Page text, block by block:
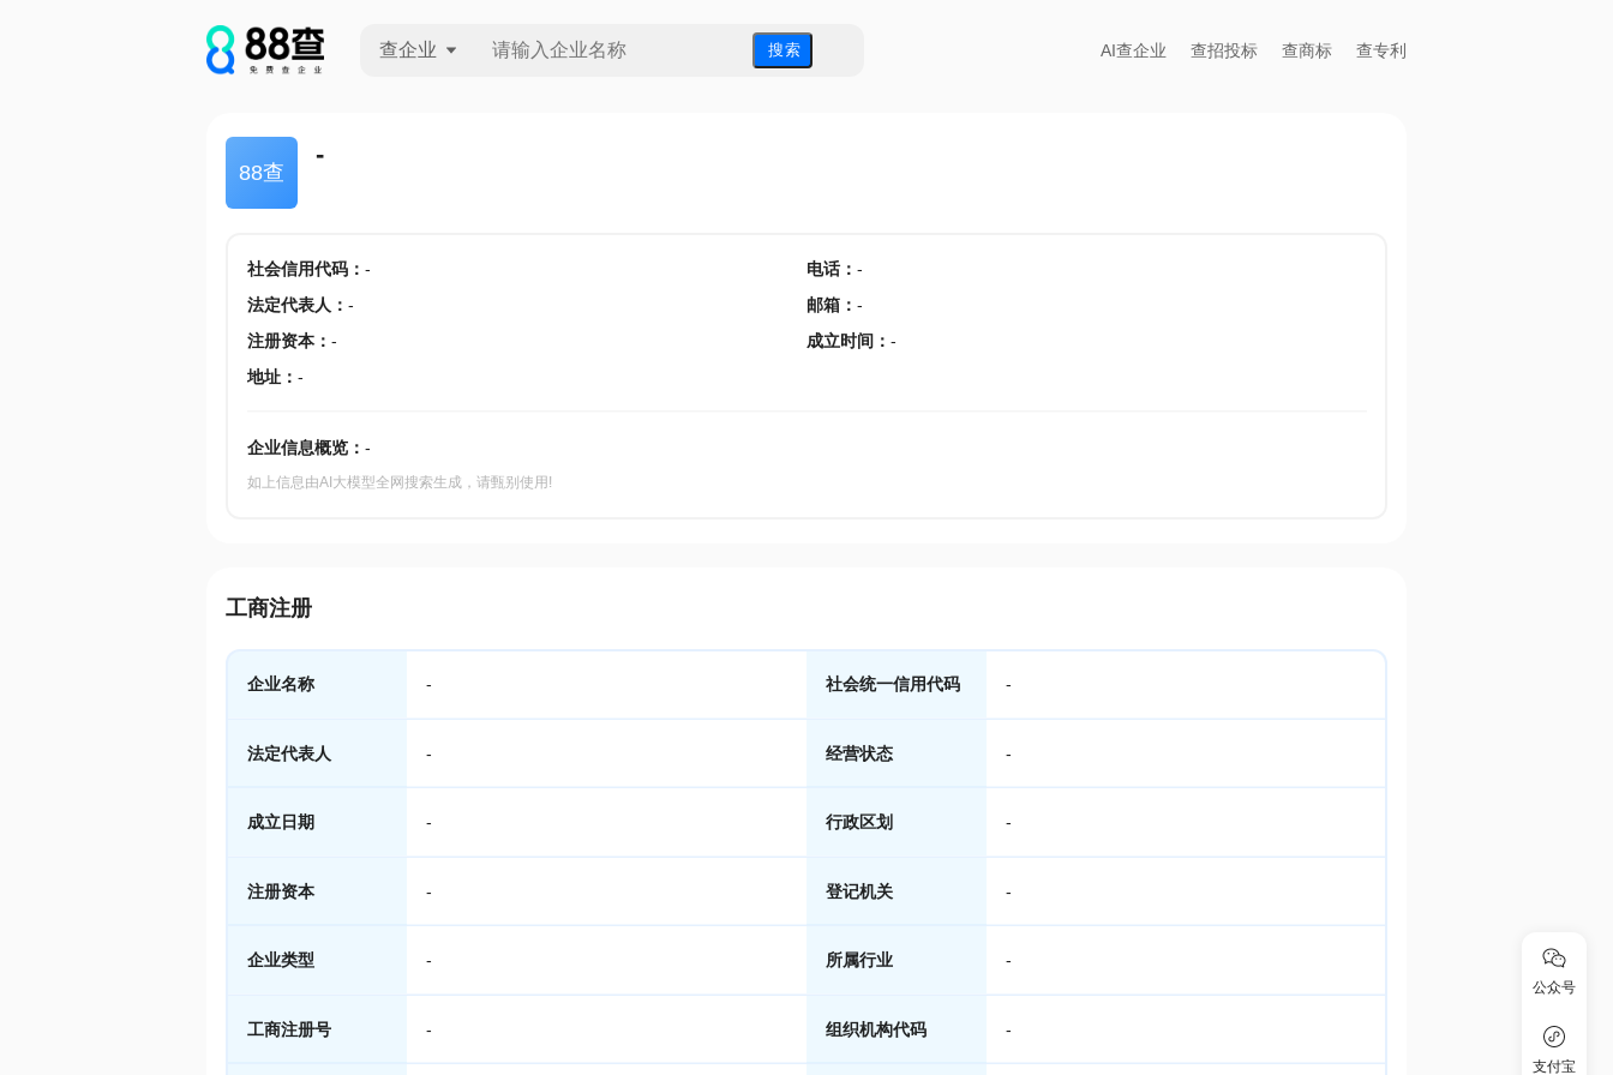
查企业 搜 索 AI查企业 查招投标 查商标 查专利
88查
-
社会信用代码： - 电话： -
法定代表人 ： - 邮箱 ： -
注册资本： - 成立时间 ： -
地址： -
企业信息概览： -
如上信息由AI大模型全网搜索生成，请甄别使用!
工商注册
企业名称 - 社会统一信用代码 -
法定代表人 - 经营状态 -
成立日期 - 行政区划 -
注册资本 - 登记机关 -
企业类型 - 所属行业 -
工商注册号 - 组织机构代码 -
公众号
支付宝